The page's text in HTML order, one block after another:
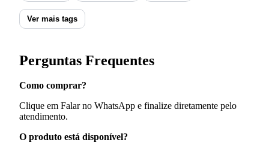
Ver mais tags
Perguntas Frequentes
Como comprar?
Clique em Falar no WhatsApp e finalize diretamente pelo
atendimento.
O produto está disponível?